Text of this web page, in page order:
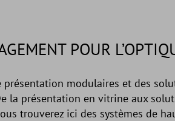
POUR
modulaires et des
la présentation en vitrine aux
trouverez ici des systèmes de